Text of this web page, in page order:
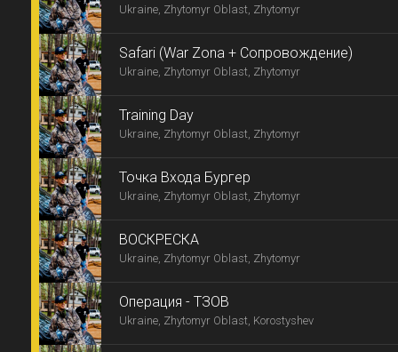
Ukraine, Zhytomyr Oblast, Zhytomyr
Safari (War Zona + Сопровождение)
Ukraine, Zhytomyr Oblast, Zhytomyr
Training Day
Ukraine, Zhytomyr Oblast, Zhytomyr
Точка Входа Бургер
Ukraine, Zhytomyr Oblast, Zhytomyr
ВОСКРЕСКА
Ukraine, Zhytomyr Oblast, Zhytomyr
Операция - ТЗОВ
Ukraine, Zhytomyr Oblast, Korostyshev